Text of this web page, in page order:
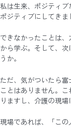
私は生来、ポジティ
ポジティブにしてきま
できなかったことは
から学ぶ。そして、
うか。
ただ、気がついたら
ことはありません。
りますし、介護の現場
現場であれば、「こ